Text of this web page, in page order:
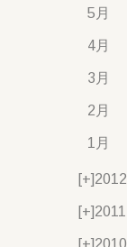
5月
4月
3月
2月
1月
[+]2012
[+]2011
[+]2010